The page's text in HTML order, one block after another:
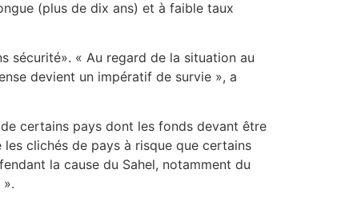
(plus de dix ans) et à faible taux
sécurité». « Au regard de la situation au
devient un impératif de survie », a
certains pays dont les fonds devant être
clichés de pays à risque que certains
la cause du Sahel, notamment du